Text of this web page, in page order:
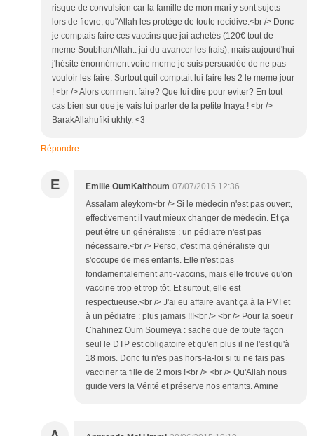
risque de convulsion car la famille de mon mari y sont sujets
lors de fievre, qu"Allah les protège de toute recidive.<br /> Donc
je comptais faire ces vaccins que jai achetés (120€ tout de
meme SoubhanAllah.. jai du avancer les frais), mais aujourd'hui
j'hésite énormément voire meme je suis persuadée de ne pas
vouloir les faire. Surtout quil comptait lui faire les 2 le meme jour
! <br /> Alors comment faire? Que lui dire pour eviter? En tout
cas bien sur que je vais lui parler de la petite Inaya ! <br />
BarakAllahufiki ukhty. <3
Répondre
E Emilie OumKalthoum 07/07/2015 12:36
Assalam aleykom<br /> Si le médecin n'est pas ouvert,
effectivement il vaut mieux changer de médecin. Et ça
peut être un généraliste : un pédiatre n'est pas
nécessaire.<br /> Perso, c'est ma généraliste qui
s'occupe de mes enfants. Elle n'est pas
fondamentalement anti-vaccins, mais elle trouve qu'on
vaccine trop et trop tôt. Et surtout, elle est
respectueuse.<br /> J'ai eu affaire avant ça à la PMI et
à un pédiatre : plus jamais !!!<br /> <br /> Pour la soeur
Chahinez Oum Soumeya : sache que de toute façon
seul le DTP est obligatoire et qu'en plus il ne l'est qu'à
18 mois. Donc tu n'es pas hors-la-loi si tu ne fais pas
vacciner ta fille de 2 mois !<br /> <br /> Qu'Allah nous
guide vers la Vérité et préserve nos enfants. Amine